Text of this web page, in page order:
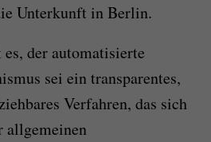
Unterkunft in Berlin.
der automatisierte
sei ein transparentes,
Verfahren, das sich
allgemeinen